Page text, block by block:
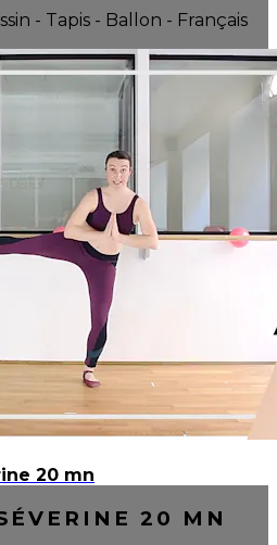
- Tapis - Ballon - Français
20 mn
20 MN